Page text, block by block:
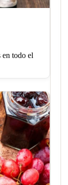
en todo el